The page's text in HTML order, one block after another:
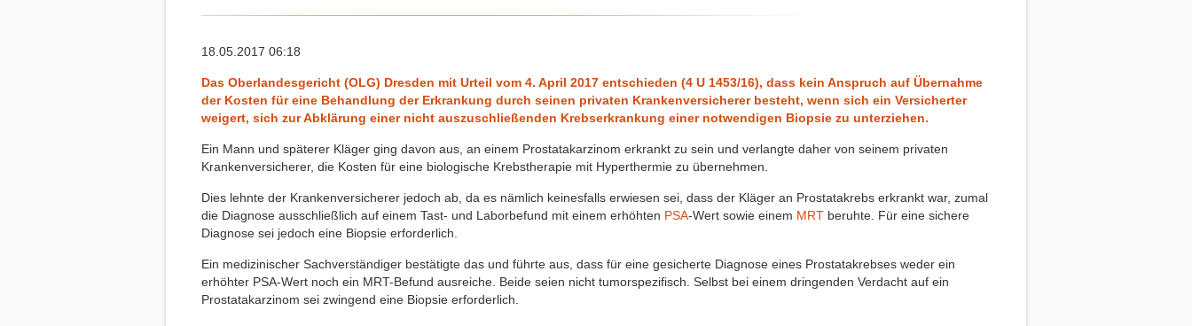
18.05.2017 06:18
Das Oberlandesgericht (OLG) Dresden mit Urteil vom 4. April 2017 entschieden (4 U 1453/16), dass kein Anspruch auf Übernahme
der Kosten für eine Behandlung der Erkrankung durch seinen privaten Krankenversicherer besteht, wenn sich ein Versicherter
weigert, sich zur Abklärung einer nicht auszuschließenden Krebserkrankung einer notwendigen Biopsie zu unterziehen.
Ein Mann und späterer Kläger ging davon aus, an einem Prostatakarzinom erkrankt zu sein und verlangte daher von seinem privaten
Krankenversicherer, die Kosten für eine biologische Krebstherapie mit Hyperthermie zu übernehmen.
Dies lehnte der Krankenversicherer jedoch ab, da es nämlich keinesfalls erwiesen sei, dass der Kläger an Prostatakrebs erkrankt war, zumal
die Diagnose ausschließlich auf einem Tast- und Laborbefund mit einem erhöhten PSA-Wert sowie einem MRT beruhte. Für eine sichere
Diagnose sei jedoch eine Biopsie erforderlich.
Ein medizinischer Sachverständiger bestätigte das und führte aus, dass für eine gesicherte Diagnose eines Prostatakrebses weder ein
erhöhter PSA-Wert noch ein MRT-Befund ausreiche. Beide seien nicht tumorspezifisch. Selbst bei einem dringenden Verdacht auf ein
Prostatakarzinom sei zwingend eine Biopsie erforderlich.